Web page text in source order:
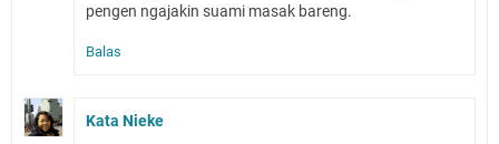
pengen ngajakin suami masak bareng.
Balas
Kata Nieke